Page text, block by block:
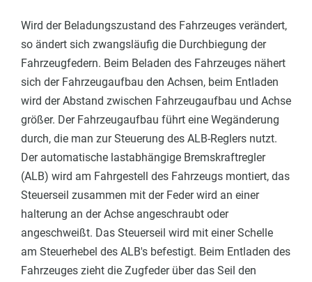
Wird der Beladungszustand des Fahrzeuges verändert,
so ändert sich zwangsläufig die Durchbiegung der
Fahrzeugfedern. Beim Beladen des Fahrzeuges nähert
sich der Fahrzeugaufbau den Achsen, beim Entladen
wird der Abstand zwischen Fahrzeugaufbau und Achse
größer. Der Fahrzeugaufbau führt eine Wegänderung
durch, die man zur Steuerung des ALB-Reglers nutzt.
Der automatische lastabhängige Bremskraftregler
(ALB) wird am Fahrgestell des Fahrzeugs montiert, das
Steuerseil zusammen mit der Feder wird an einer
halterung an der Achse angeschraubt oder
angeschweißt. Das Steuerseil wird mit einer Schelle
am Steuerhebel des ALB's befestigt. Beim Entladen des
Fahrzeuges zieht die Zugfeder über das Seil den